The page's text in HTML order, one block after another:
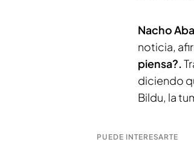
Nacho
noticia,
piensa?.
diciendo
Bildu, la
PUEDE INTERESARTE